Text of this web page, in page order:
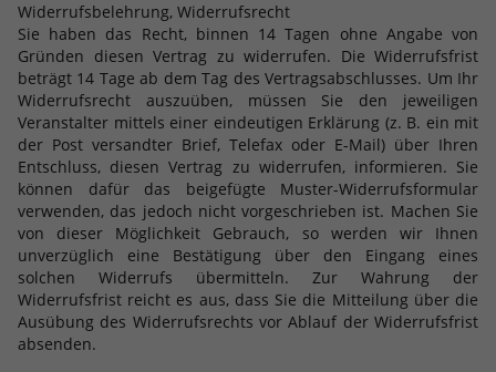
Widerrufsbelehrung, Widerrufsrecht
Sie haben das Recht, binnen 14 Tagen ohne Angabe von
Gründen diesen Vertrag zu widerrufen. Die Widerrufsfrist
beträgt 14 Tage ab dem Tag des Vertragsabschlusses. Um Ihr
Widerrufsrecht auszuüben, müssen Sie den jeweiligen
Veranstalter mittels einer eindeutigen Erklärung (z. B. ein mit
der Post versandter Brief, Telefax oder E-Mail) über Ihren
Entschluss, diesen Vertrag zu widerrufen, informieren. Sie
können dafür das beigefügte Muster-Widerrufsformular
verwenden, das jedoch nicht vorgeschrieben ist. Machen Sie
von dieser Möglichkeit Gebrauch, so werden wir Ihnen
unverzüglich eine Bestätigung über den Eingang eines
solchen Widerrufs übermitteln. Zur Wahrung der
Widerrufsfrist reicht es aus, dass Sie die Mitteilung über die
Ausübung des Widerrufsrechts vor Ablauf der Widerrufsfrist
absenden.